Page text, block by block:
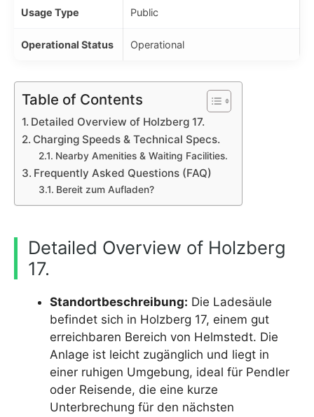
Usage Type Public
Operational Status Operational
Table of Contents
Detailed Overview of Holzberg 17.
Charging Speeds & Technical Specs.
Nearby Amenities & Waiting Facilities.
Frequently Asked Questions (FAQ)
Bereit zum Aufladen?
Detailed Overview of Holzberg
17.
Standortbeschreibung: Die Ladesäule
befindet sich in Holzberg 17, einem gut
erreichbaren Bereich von Helmstedt. Die
Anlage ist leicht zugänglich und liegt in
einer ruhigen Umgebung, ideal für Pendler
oder Reisende, die eine kurze
Unterbrechung für den nächsten